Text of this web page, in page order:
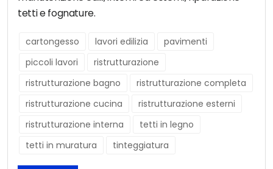
tetti e fognature.
cartongesso lavori edilizia
pavimenti
piccoli lavori
ristrutturazione
ristrutturazione bagno
ristrutturazione completa
ristrutturazione cucina
ristrutturazione esterni
ristrutturazione interna
tetti in legno
tetti in muratura
tinteggiatura